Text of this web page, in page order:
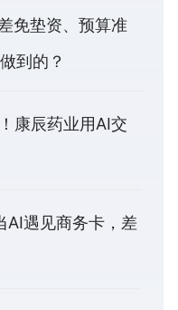
免垫资、预算准
到的？
康辰药业用AI交
AI遇见商务卡，差